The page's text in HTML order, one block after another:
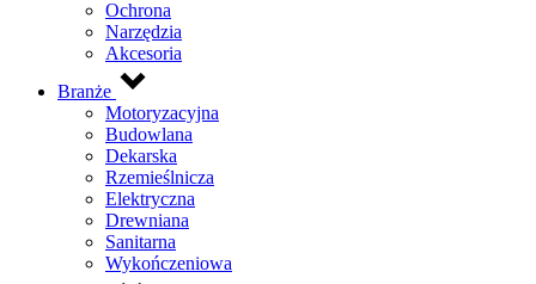
Ochrona
Narzędzia
Akcesoria
Branże
Motoryzacyjna
Budowlana
Dekarska
Rzemieślnicza
Elektryczna
Drewniana
Sanitarna
Wykończeniowa